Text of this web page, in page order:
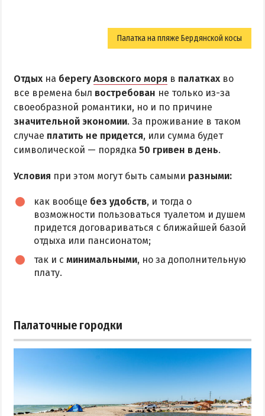
ПИТАНИЕ
РАЗВЛЕЧЕНИЯ
Аквапарк
Дельфинарий
Виндсерфинг
Рыбалка
ДОСТОПРИМЕЧАТЕЛЬНОСТИ
Памятники и скульптуры
Приморская площадь
ЭКСКУРСИИ И МАРШРУТЫ
Приазовский природный парк
ПРОЕЗД
Палатка на пляже Бердянской косы
Отдых на берегу Азовского моря в палатках во
все времена был востребован не только из-за
своеобразной романтики, но и по причине
значительной экономии. За проживание в таком
случае платить не придется, или сумма будет
символической — порядка 50 гривен в день.
Условия при этом могут быть самыми разными:
как вообще без удобств, и тогда о
возможности пользоваться туалетом и душем
придется договариваться с ближайшей базой
отдыха или пансионатом;
так и с минимальными, но за дополнительную
плату.
Палаточные городки